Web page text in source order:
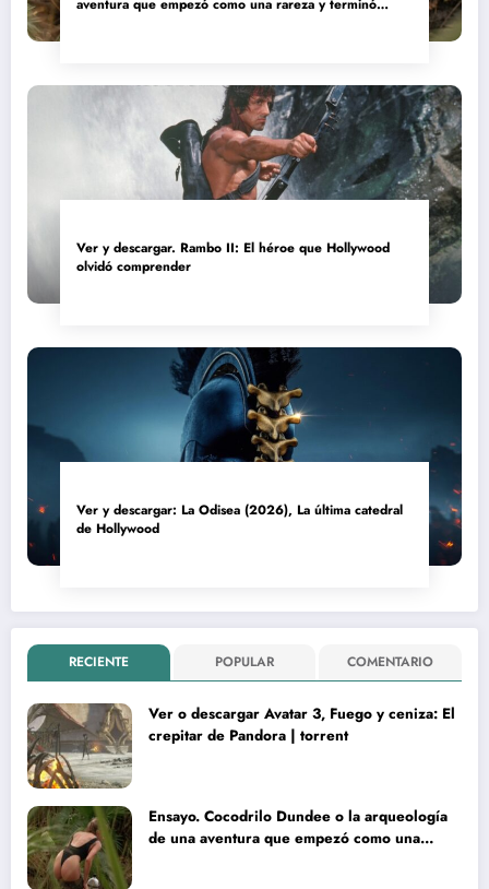
aventura que empezó como una rareza y terminó
Ver y descargar. Rambo II: El héroe que Hollywood
olvidó comprender
Ver y descargar: La Odisea (2026), La última catedral
de Hollywood
RECIENTE POPULAR COMENTARIO
Ver o descargar Avatar 3, Fuego y ceniza: El
crepitar de Pandora | torrent
Ensayo. Cocodrilo Dundee o la arqueología
de una aventura que empezó como una